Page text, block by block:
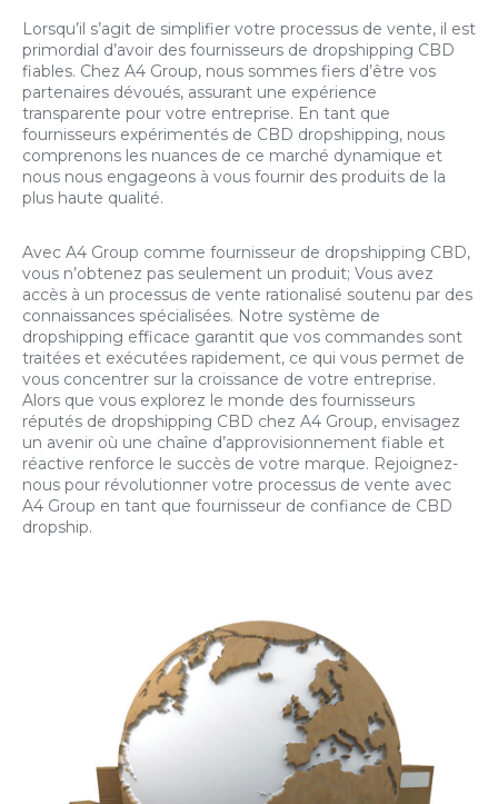
Lorsqu’il s’agit de simplifier votre processus de vente, il est
primordial d’avoir des fournisseurs de dropshipping CBD
fiables. Chez A4 Group, nous sommes fiers d’être vos
partenaires dévoués, assurant une expérience
transparente pour votre entreprise. En tant que
fournisseurs expérimentés de CBD dropshipping, nous
comprenons les nuances de ce marché dynamique et
nous nous engageons à vous fournir des produits de la
plus haute qualité.
Avec A4 Group comme fournisseur de dropshipping CBD,
vous n’obtenez pas seulement un produit; Vous avez
accès à un processus de vente rationalisé soutenu par des
connaissances spécialisées. Notre système de
dropshipping efficace garantit que vos commandes sont
traitées et exécutées rapidement, ce qui vous permet de
vous concentrer sur la croissance de votre entreprise.
Alors que vous explorez le monde des fournisseurs
réputés de dropshipping CBD chez A4 Group, envisagez
un avenir où une chaîne d’approvisionnement fiable et
réactive renforce le succès de votre marque. Rejoignez-
nous pour révolutionner votre processus de vente avec
A4 Group en tant que fournisseur de confiance de CBD
dropship.